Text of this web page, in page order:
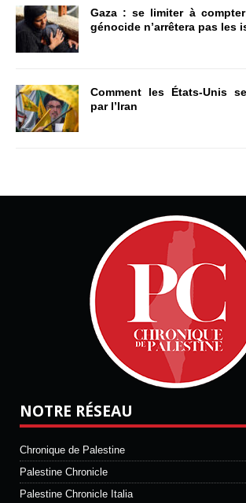
Gaza : se limiter à
génocide n’arrêtera pas les
Comment les États-Unis
par l’Iran
NOTRE RÉSEAU
Chronique de Palestine
Palestine Chronicle
Palestine Chronicle Italia